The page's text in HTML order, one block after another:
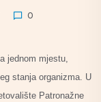
0
jednom mjestu,
stanja organizma. U
Patronažne